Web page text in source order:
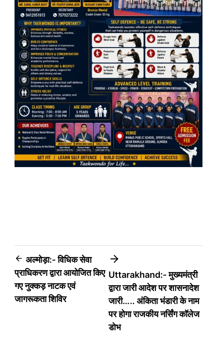
Post
navigation
अल्मोड़ा:- विधिक सेवा
प्राधिकरण द्वारा आयोजित किए
गए नुक्कड़ नाटक एवं
जागरूकता शिविर
Uttarakhand:- मुख्यमंत्री
द्वारा जारी आदेश पर शासनादेश
जारी….. अंकिता भंडारी के नाम
पर होगा राजकीय नर्सिंग कॉलेज
डोभ